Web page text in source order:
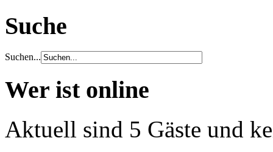
Suche
Suchen...
Wer ist online
Aktuell sind 5 Gäste und